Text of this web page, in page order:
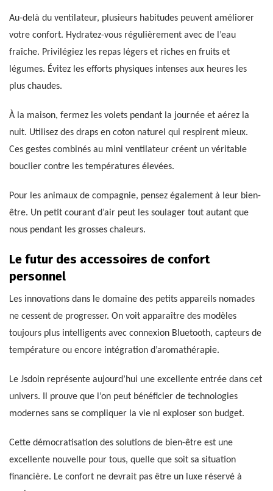
Au-delà du ventilateur, plusieurs habitudes peuvent améliorer
votre confort. Hydratez-vous régulièrement avec de l’eau
fraîche. Privilégiez les repas légers et riches en fruits et
légumes. Évitez les efforts physiques intenses aux heures les
plus chaudes.
À la maison, fermez les volets pendant la journée et aérez la
nuit. Utilisez des draps en coton naturel qui respirent mieux.
Ces gestes combinés au mini ventilateur créent un véritable
bouclier contre les températures élevées.
Pour les animaux de compagnie, pensez également à leur bien-
être. Un petit courant d’air peut les soulager tout autant que
nous pendant les grosses chaleurs.
Le futur des accessoires de confort
personnel
Les innovations dans le domaine des petits appareils nomades
ne cessent de progresser. On voit apparaître des modèles
toujours plus intelligents avec connexion Bluetooth, capteurs de
température ou encore intégration d’aromathérapie.
Le Jsdoin représente aujourd’hui une excellente entrée dans cet
univers. Il prouve que l’on peut bénéficier de technologies
modernes sans se compliquer la vie ni exploser son budget.
Cette démocratisation des solutions de bien-être est une
excellente nouvelle pour tous, quelle que soit sa situation
financière. Le confort ne devrait pas être un luxe réservé à